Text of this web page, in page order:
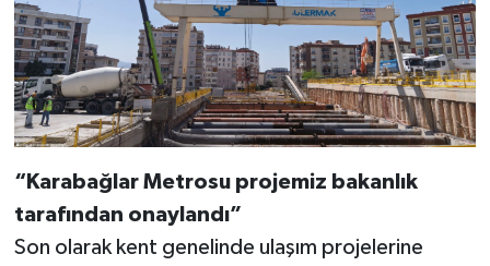
“Karabağlar Metrosu projemiz bakanlık
tarafından onaylandı”
Son olarak kent genelinde ulaşım projelerine